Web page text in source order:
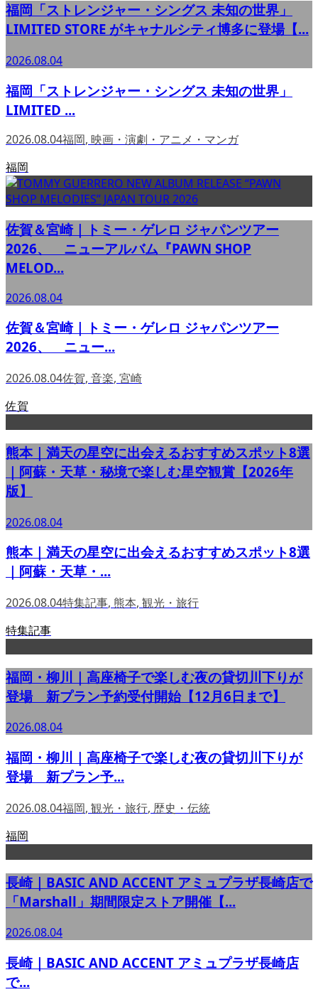
福岡「ストレンジャー・シングス 未知の世界」
LIMITED STORE がキャナルシティ博多に登場【...
2026.08.04
福岡「ストレンジャー・シングス 未知の世界」
LIMITED ...
2026.08.04福岡, 映画・演劇・アニメ・マンガ
福岡
佐賀＆宮崎｜トミー・ゲレロ ジャパンツアー
2026、 ニューアルバム『PAWN SHOP
MELOD...
2026.08.04
佐賀＆宮崎｜トミー・ゲレロ ジャパンツアー
2026、 ニュー...
2026.08.04佐賀, 音楽, 宮崎
佐賀
熊本｜満天の星空に出会えるおすすめスポット8選
｜阿蘇・天草・秘境で楽しむ星空観賞【2026年
版】
2026.08.04
熊本｜満天の星空に出会えるおすすめスポット8選
｜阿蘇・天草・...
2026.08.04特集記事, 熊本, 観光・旅行
特集記事
福岡・柳川｜高座椅子で楽しむ夜の貸切川下りが
登場 新プラン予約受付開始【12月6日まで】
2026.08.04
福岡・柳川｜高座椅子で楽しむ夜の貸切川下りが
登場 新プラン予...
2026.08.04福岡, 観光・旅行, 歴史・伝統
福岡
長崎｜BASIC AND ACCENT アミュプラザ長崎店で
「Marshall」期間限定ストア開催【...
2026.08.04
長崎｜BASIC AND ACCENT アミュプラザ長崎店
で...